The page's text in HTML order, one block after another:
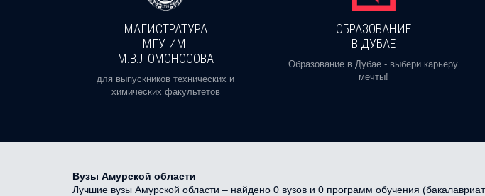
МАГИСТРАТУРА
МГУ ИМ.
М.В.ЛОМОНОСОВА
для выпускников технических и
химических факультетов
ОБРАЗОВАНИЕ
В ДУБАЕ
Образование в Дубае - выбери карьеру
мечты!
Вузы Амурской области
Лучшие вузы Амурской области – найдено 0 вузов и 0 программ обучения